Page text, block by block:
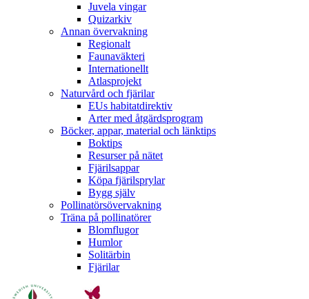
Juvela vingar
Quizarkiv
Annan övervakning
Regionalt
Faunaväkteri
Internationellt
Atlasprojekt
Naturvård och fjärilar
EUs habitatdirektiv
Arter med åtgärdsprogram
Böcker, appar, material och länktips
Boktips
Resurser på nätet
Fjärilsappar
Köpa fjärilsprylar
Bygg själv
Pollinatörsövervakning
Träna på pollinatörer
Blomflugor
Humlor
Solitärbin
Fjärilar